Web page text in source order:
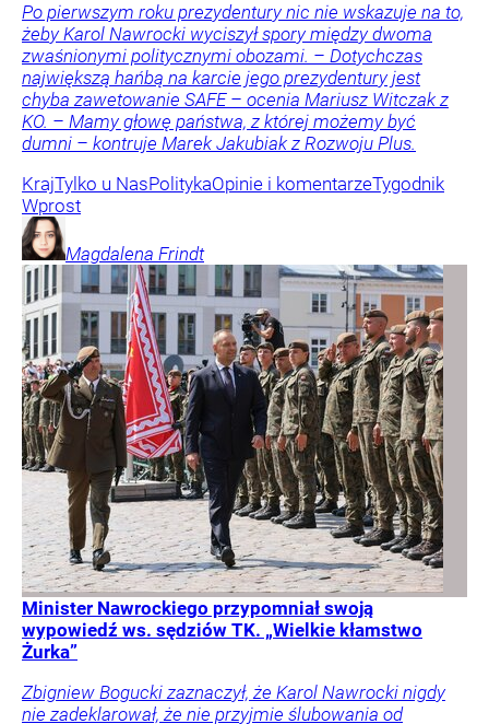
Po pierwszym roku prezydentury nic nie wskazuje na to,
żeby Karol Nawrocki wyciszył spory między dwoma
zwaśnionymi politycznymi obozami. – Dotychczas
największą hańbą na karcie jego prezydentury jest
chyba zawetowanie SAFE – ocenia Mariusz Witczak z
KO. – Mamy głowę państwa, z której możemy być
dumni – kontruje Marek Jakubiak z Rozwoju Plus.
KrajTylko u NasPolitykaOpinie i komentarzeTygodnik
Wprost
Magdalena Frindt
Minister Nawrockiego przypomniał swoją
wypowiedź ws. sędziów TK. „Wielkie kłamstwo
Żurka”
Zbigniew Bogucki zaznaczył, że Karol Nawrocki nigdy
nie zadeklarował, że nie przyjmie ślubowania od